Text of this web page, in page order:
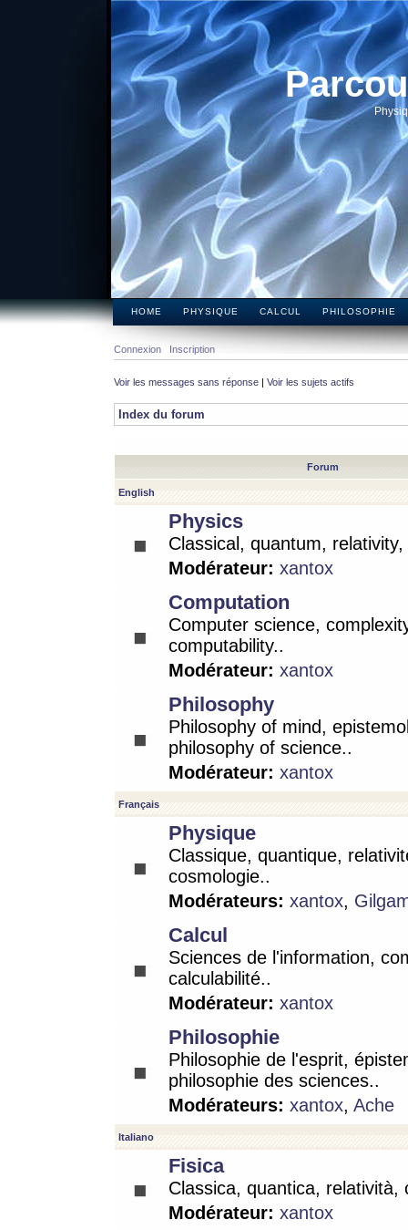
HOME PHYSIQUE CALCUL PHILOSOPHIE
Connexion Inscription
Voir les messages sans réponse | Voir les sujets actifs
Index du forum
Forum
English
Physics
Classical, quantum,
Modérateur: xantox
Computation
Computer science,
computability..
Modérateur: xantox
Philosophy
Philosophy of mind,
philosophy of science..
Modérateur: xantox
Français
Physique
Classique, quantique,
cosmologie..
Modérateurs: xantox,
Calcul
Sciences de l'information,
calculabilité..
Modérateur: xantox
Philosophie
Philosophie de l'esprit,
philosophie des sciences..
Modérateurs: xantox, Ache
Italiano
Fisica
Classica, quantica, relatività,
Modérateur: xantox